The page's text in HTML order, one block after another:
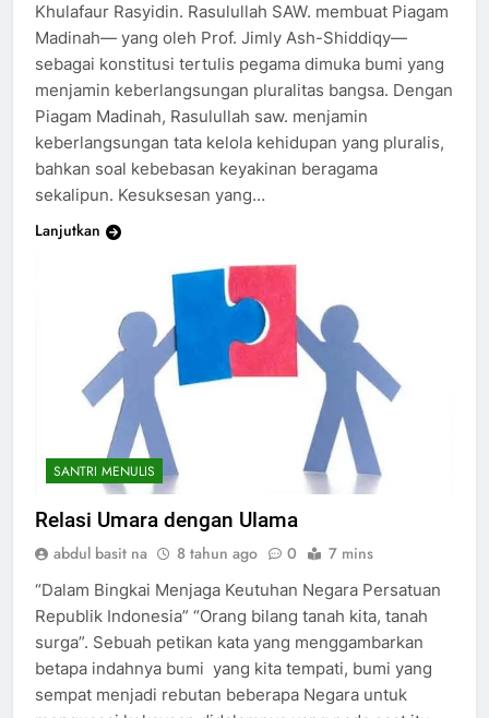
Khulafaur Rasyidin. Rasulullah SAW. membuat Piagam
Madinah— yang oleh Prof. Jimly Ash-Shiddiqy—
sebagai konstitusi tertulis pegama dimuka bumi yang
menjamin keberlangsungan pluralitas bangsa. Dengan
Piagam Madinah, Rasulullah saw. menjamin
keberlangsungan tata kelola kehidupan yang pluralis,
bahkan soal kebebasan keyakinan beragama
sekalipun. Kesuksesan yang…
Lanjutkan
SANTRI MENULIS
Relasi Umara dengan Ulama
abdul basit na 8 tahun ago 0 7 mins
“Dalam Bingkai Menjaga Keutuhan Negara Persatuan
Republik Indonesia” “Orang bilang tanah kita, tanah
surga”. Sebuah petikan kata yang menggambarkan
betapa indahnya bumi yang kita tempati, bumi yang
sempat menjadi rebutan beberapa Negara untuk